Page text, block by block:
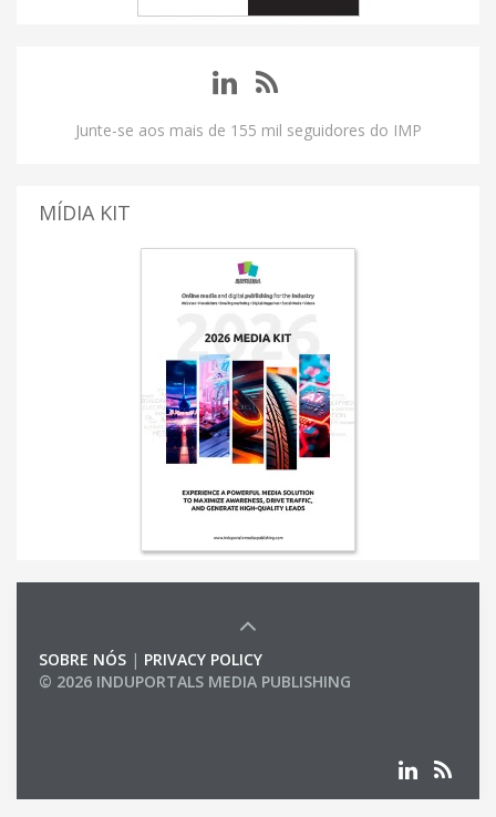
Junte-se aos mais de 155 mil seguidores do IMP
MÍDIA KIT
SOBRE NÓS | PRIVACY POLICY
© 2026 INDUPORTALS MEDIA PUBLISHING